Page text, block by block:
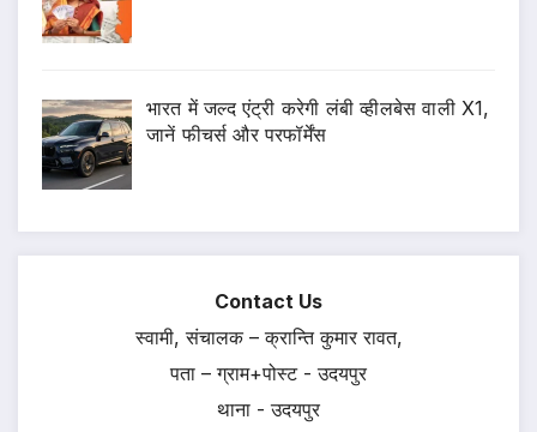
भारत में जल्द एंट्री करेगी लंबी व्हीलबेस वाली X1,
जानें फीचर्स और परफॉर्मेंस
Contact Us
स्वामी, संचालक – क्रान्ति कुमार रावत,
पता – ग्राम+पोस्ट - उदयपुर
थाना - उदयपुर